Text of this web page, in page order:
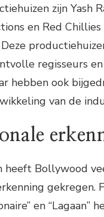
zijn Yash
en Red Chillies
regisseurs
hebben ook
van de
heeft Bollywood
gekregen.
en “Lagaan”